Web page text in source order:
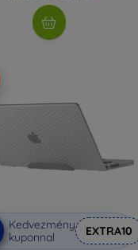
Kedvezmény
kuponnal
EXTRA10